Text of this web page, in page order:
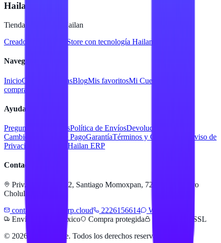
Hailan Store
Tienda en línea de Hailan
Creado para
Hailan Store con tecnología Hailan ERP
Navegación
InicioCatálogo MarcasBlogMis favoritosMi Cuenta
compra
Ayuda
Preguntas FrecuentesPolítica de EnvíosDevoluciones y
Cambios
Métodos de PagoGarantíaTérminos y Condiciones
Aviso de
Privacidad
Servicios Hailan ERP
Contacto
Priv. Alejandra 512, Santiago Momoxpan, 72775 San Pedro
Cholula, Pue.
contacto@hailanerp.cloud
2226156614
WhatsApp
Envíos a todo México
Compra protegida
Pago seguro SSL
© 2026 Hailan Store. Todos los derechos reservados.